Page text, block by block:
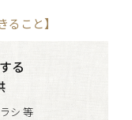
ること】
る
シ 等